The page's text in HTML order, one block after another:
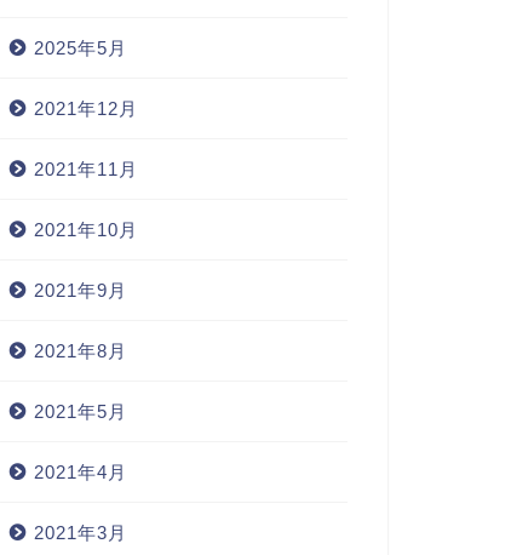
2025年5月
2021年12月
2021年11月
2021年10月
2021年9月
2021年8月
2021年5月
2021年4月
2021年3月